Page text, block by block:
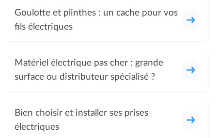
Goulotte et plinthes : un cache pour vos
fils électriques
Matériel électrique pas cher : grande
surface ou distributeur spécialisé ?
Bien choisir et installer ses prises
électriques